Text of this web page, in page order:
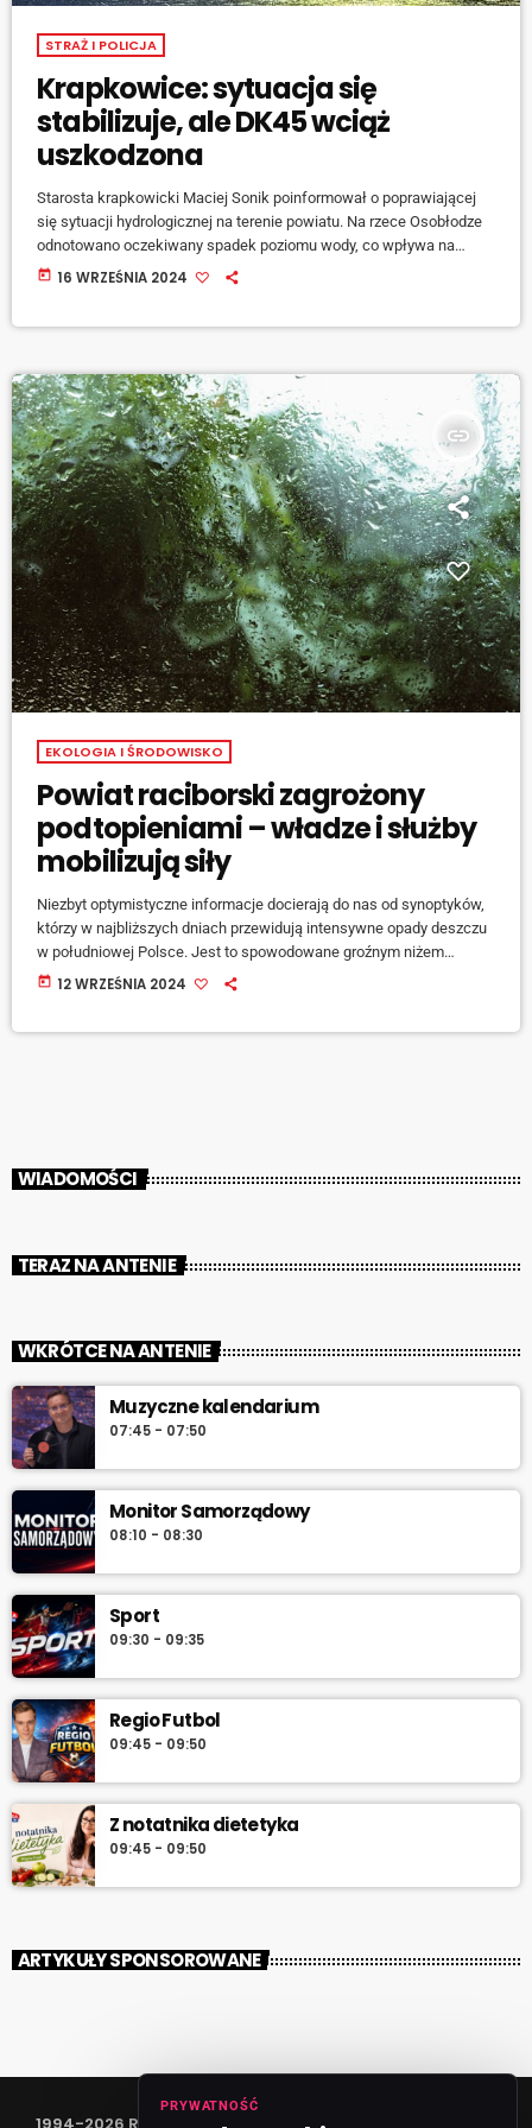
STRAŻ I POLICJA
Krapkowice: sytuacja się
stabilizuje, ale DK45 wciąż
uszkodzona
Starosta krapkowicki Maciej Sonik poinformował o poprawiającej
się sytuacji hydrologicznej na terenie powiatu. Na rzece Osobłodze
odnotowano oczekiwany spadek poziomu wody, co wpływa na
stabilizację Odry. Na drodze krajowej nr 45, gdzie woda wcześniej
today 16 WRZEŚNIA 2024
insert_link
EKOLOGIA I ŚRODOWISKO
Powiat raciborski zagrożony
podtopieniami – władze i służby
mobilizują siły
Niezbyt optymistyczne informacje docierają do nas od synoptyków,
którzy w najbliższych dniach przewidują intensywne opady deszczu
w południowej Polsce. Jest to spowodowane groźnym niżem
genueńskim. Zagrożony powodziami czy podtopieniami jest również
today 12 WRZEŚNIA 2024
WIADOMOŚCI
TERAZ NA ANTENIE
WKRÓTCE NA ANTENIE
Muzyczne kalendarium
07:45 - 07:50
Monitor Samorządowy
08:10 - 08:30
Sport
09:30 - 09:35
Regio Futbol
09:45 - 09:50
Z notatnika dietetyka
09:45 - 09:50
ARTYKUŁY SPONSOROWANE
PRYWATNOŚĆ